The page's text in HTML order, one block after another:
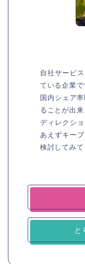
自社サービ
ている企業で
国内シェア
ることが出来
ディレクシ
あえずキー
検討してみて
と